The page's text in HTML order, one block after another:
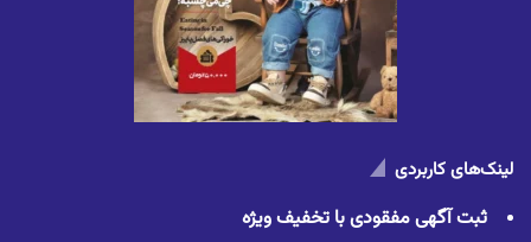
لینک‌های کاربردی
ثبت آگهی مفقودی با تخفیف ویژه